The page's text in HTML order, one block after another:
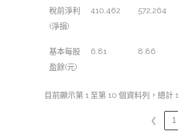
稅前淨利
(淨損)
410,462 572,264
基本每股
盈餘(元)
6.81 8.86
目前顯示第 1 至第 10 個資料列，總計
❮ 1